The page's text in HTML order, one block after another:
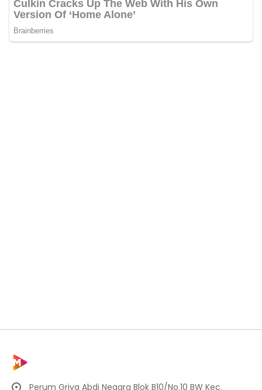
Perum Griya Abdi Negara Blok B10/No.10 BW Kec.